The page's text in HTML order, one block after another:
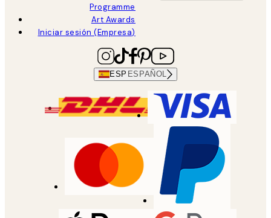
Programme
Art Awards
Iniciar sesión (Empresa)
ESP ESPAÑOL